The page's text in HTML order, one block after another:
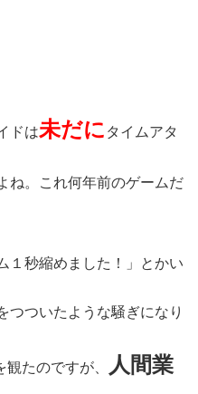
ドは未だに タイムアタ
ね。これ何年前のゲームだ
１秒縮めました！」とかい
つついたような騒ぎになり
観たのですが、
人間業